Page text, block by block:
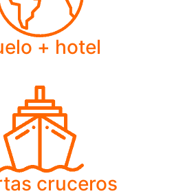
+ hotel
cruceros